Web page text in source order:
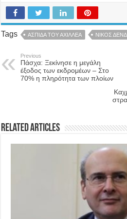
Tags ΑΣΠΙΔΑ ΤΟΥ ΑΧΙΛΛΕΑ ΝΙΚΟΣ
Previous
Πάσχα: Ξεκίνησε η μεγάλη
έξοδος των εκδρομέων – Στο
70% η πληρότητα των πλοίων
Related Articles